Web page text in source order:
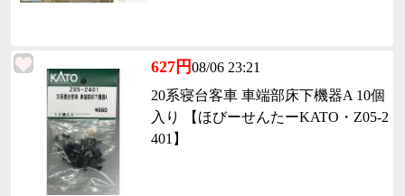
627円08/06 23:21
20系寝台客車 車端部床下機器A 10個
入り 【ほびーせんたーKATO・Z05-2
401】